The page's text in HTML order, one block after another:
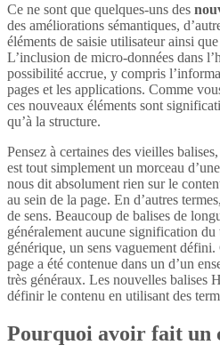
Ce ne sont que quelques-uns des
des améliorations sémantiques,
éléments de saisie utilisateur ainsi
L’inclusion de micro-données dans
possibilité accrue, y compris
pages et les applications. Comme
ces nouveaux éléments sont
qu’à la structure.
Pensez à certaines des vieilles
est tout simplement un morceau
nous dit absolument rien sur le
au sein de la page. En d’autres
de sens. Beaucoup de balises de
généralement aucune signification du
générique, un sens vaguement
page a été contenue dans un d’un
très généraux. Les nouvelles balises
définir le contenu en utilisant des
Pourquoi avoir fait un